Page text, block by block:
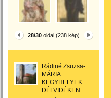
28/30 oldal (238 kép)
Rádiné Zsuzsa-
MÁRIA
KEGYHELYEK
DÉLVIDÉKEN